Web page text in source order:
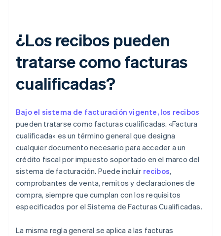
¿Los recibos pueden
tratarse como facturas
cualificadas?
Bajo el sistema de facturación vigente, los recibos
pueden tratarse como facturas cualificadas. «Factura
cualificada» es un término general que designa
cualquier documento necesario para acceder a un
crédito fiscal por impuesto soportado en el marco del
sistema de facturación. Puede incluir recibos,
comprobantes de venta, remitos y declaraciones de
compra, siempre que cumplan con los requisitos
especificados por el Sistema de Facturas Cualificadas.
La misma regla general se aplica a las facturas